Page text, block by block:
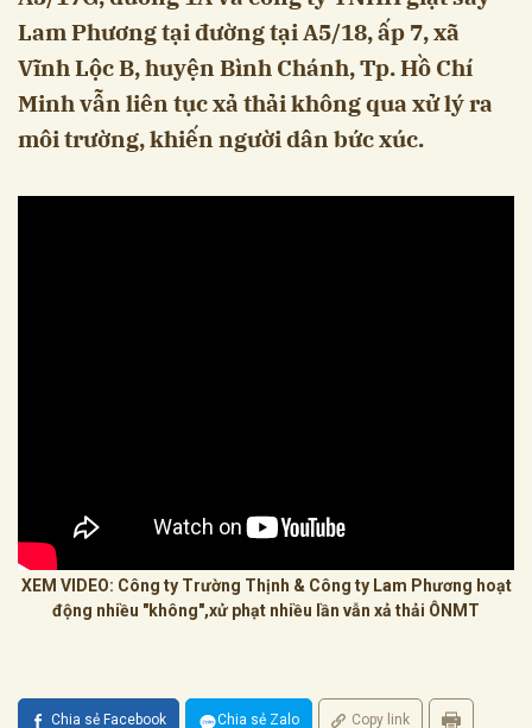
Lam Phương tại đường tại A5/18, ấp 7, xã
Vĩnh Lộc B, huyện Bình Chánh, Tp. Hồ Chí
Minh vẫn liên tục xả thải không qua xử lý ra
môi trường, khiến người dân bức xúc.
XEM VIDEO: Công ty Trường Thịnh & Công ty Lam Phương hoạt
động nhiều "không",xử phạt nhiều lần vẫn xả thải ÔNMT
Chia sẻ Facebook Chia sẻ Zalo Copy link